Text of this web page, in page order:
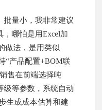
批量小，我非常建议
，哪怕是用Excel加
做法，是用类似
“产品配置+BOM联
售在前端选择吨
级等参数，系统自动
生成成本估算和建